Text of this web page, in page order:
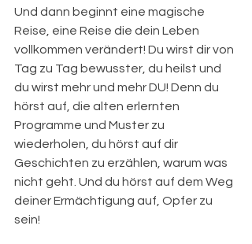
Und dann beginnt eine magische
Reise, eine Reise die dein Leben
vollkommen verändert! Du wirst dir von
Tag zu Tag bewusster, du heilst und
du wirst mehr und mehr DU! Denn du
hörst auf, die alten erlernten
Programme und Muster zu
wiederholen, du hörst auf dir
Geschichten zu erzählen, warum was
nicht geht. Und du hörst auf dem Weg
deiner Ermächtigung auf, Opfer zu
sein!